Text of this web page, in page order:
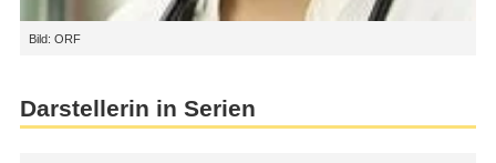
Bild: ORF
Darstellerin in Serien